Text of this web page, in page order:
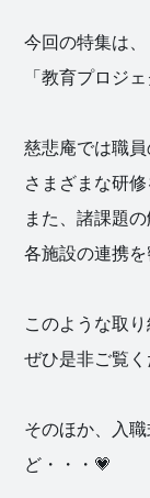
今回の特集は、
「教育プロジ
慈悲庵では職
さまざまな研修
また、諸課題
各施設の連携を
このような取
ぜひ是非ご覧く
そのほか、入
ど・・・💗